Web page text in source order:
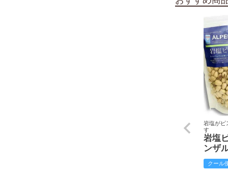
岩塩がピ
す
岩塩
ンザ
クール